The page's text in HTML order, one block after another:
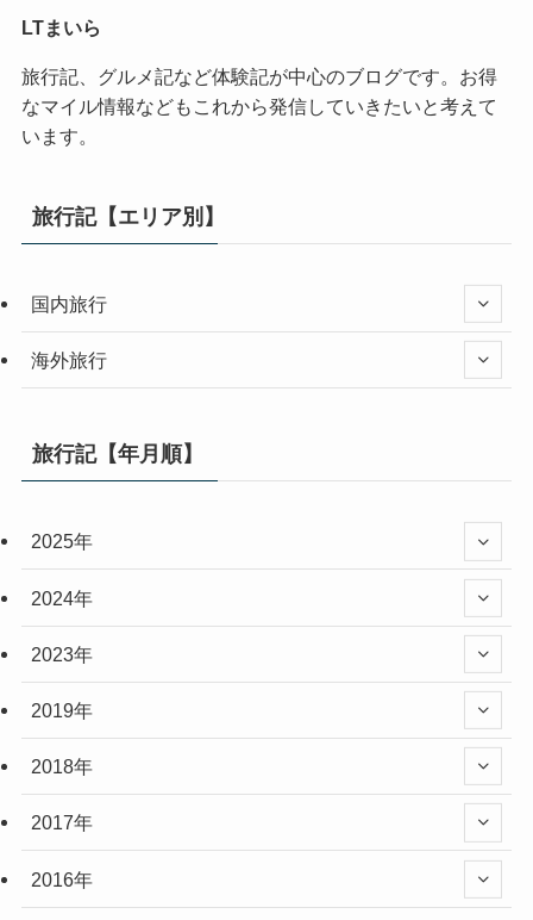
LTまいら
旅行記、グルメ記など体験記が中心のブログです。お得
なマイル情報などもこれから発信していきたいと考えて
います。
旅行記【エリア別】
国内旅行
海外旅行
旅行記【年月順】
2025年
2024年
2023年
2019年
2018年
2017年
2016年